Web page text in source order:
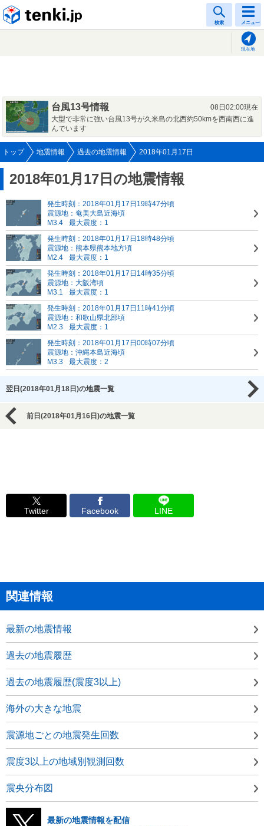
検索 メニュー
現在地
台風13号情報
08日02:00現在
大型で非常に強い台風13号が久米島の北西約50kmを西南西に進
んでいます
トップ 地震情報 過去の地震情報 2018年01月17日
2018年01月17日の地震情報
発生時刻：2018年01月17日19時47分頃
震源地：奄美大島近海頃
M3.4
最大震度：1
発生時刻：2018年01月17日18時48分頃
震源地：熊本県熊本地方頃
M2.4
最大震度：1
発生時刻：2018年01月17日14時35分頃
震源地：大阪湾頃
M3.1
最大震度：1
発生時刻：2018年01月17日11時41分頃
震源地：和歌山県北部頃
M2.3
最大震度：1
発生時刻：2018年01月17日00時07分頃
震源地：沖縄本島近海頃
M3.3
最大震度：2
翌日(2018年01月18日)の地震一覧
前日(2018年01月16日)の地震一覧
Twitter Facebook LINE
関連情報
最新の地震情報
過去の地震履歴
過去の地震履歴(震度3以上)
海外の大きな地震
震源地ごとの地震発生回数
震度3以上の地域別観測回数
震央分布図
最新の地震情報を配信